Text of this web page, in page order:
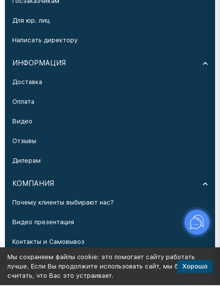
Для юр. лиц
Написать директору
ИНФОРМАЦИЯ
Доставка
Оплата
Видео
Отзывы
Дилерам
КОМПАНИЯ
Почему клиенты выбирают нас?
Видео презентация
Контакты и Самовывоз
Производство
Мы сохраняем файлы cookie: это помогает сайту работать
лучше. Если Вы продолжите использовать сайт, мы будем
считать, что Вас это устраивает.
Хорошо